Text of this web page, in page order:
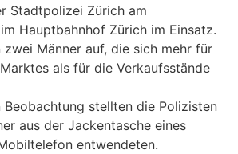
Stadtpolizei Zürich am
Hauptbahnhof Zürich im Einsatz.
zwei Männer auf, die sich mehr für
als für die Verkaufsstände
Beobachtung stellten die Polizisten
aus der Jackentasche eines
entwendeten.